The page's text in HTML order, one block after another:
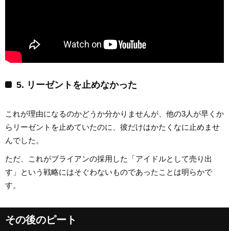
5. リーゼントを止めなかった
これが理由になるのかどうか分かりませんが、他の3人が早くか
らリーゼントを止めていたのに、彼だけはかたくなに止めませ
んでした。
ただ、これがブライアンの採用した「アイドルとして売り出
す」という戦略にはそぐわないものであったことは明らかで
す。
その後のピート